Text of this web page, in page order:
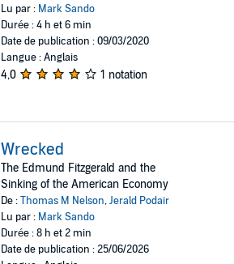
Lu par : Mark Sando
Durée : 4 h et 6 min
Date de publication : 09/03/2020
Langue : Anglais
4,0 1 notation
Wrecked
The Edmund Fitzgerald and the
Sinking of the American Economy
De :Thomas M Nelson,Jerald Podair
Lu par : Mark Sando
Durée : 8 h et 2 min
Date de publication : 25/06/2026